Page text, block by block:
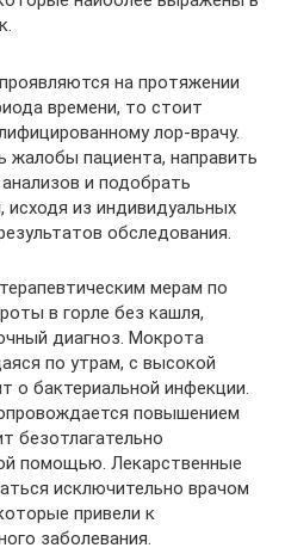
на протяжении
времени, то стоит
лор-врачу.
пациента, направить
и подобрать
исходя из индивидуальных
обследования.
мерам по
в горле без кашля,
диагноз. Мокрота
по утрам, с высокой
о бактериальной инфекции.
повышением
безотлагательно
помощью. Лекарственные
исключительно врачом
привели к
заболевания.